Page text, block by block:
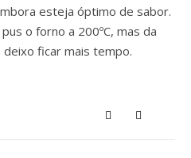
esteja óptimo de sabor.
o forno a 200ºC, mas da
ficar mais tempo.